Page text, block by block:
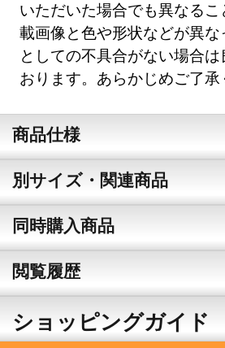
いただいた場合でも異なる
載画像と色や形状などが異
としての不具合がない場合
おります。あらかじめご了承
商品仕様
別サイズ・関連商品
同時購入商品
閲覧履歴
ショッピングガイド